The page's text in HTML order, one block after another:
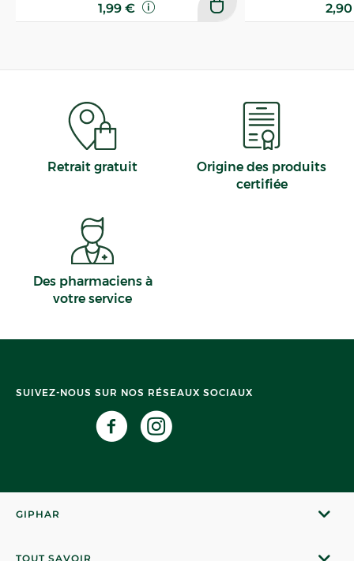
1,99 €
Retrait gratuit
Origine des produits
certifiée
Des pharmaciens à
votre service
SUIVEZ-NOUS SUR NOS RÉSEAUX SOCIAUX
GIPHAR
TOUT SAVOIR